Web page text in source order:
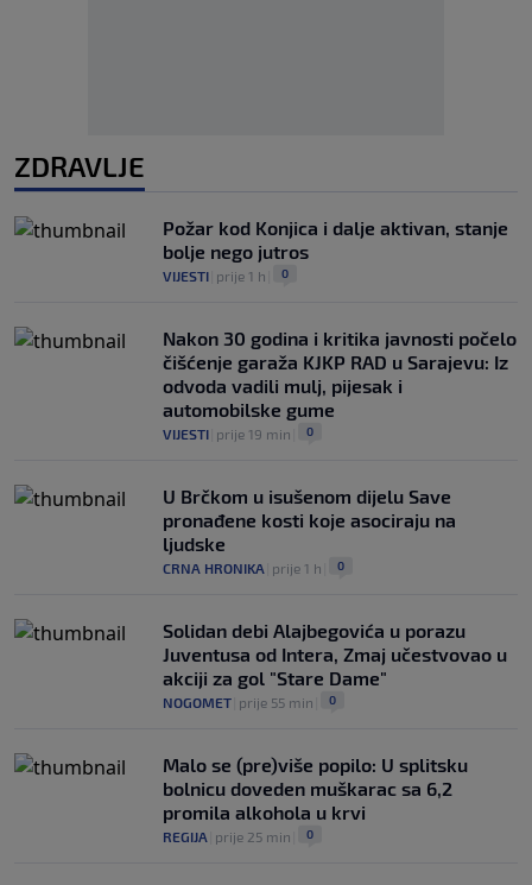
ZDRAVLJE
Požar kod Konjica i dalje aktivan, stanje
bolje nego jutros
VIJESTI prije 1 h 0
Nakon 30 godina i kritika javnosti počelo
čišćenje garaža KJKP RAD u Sarajevu: Iz
odvoda vadili mulj, pijesak i
automobilske gume
VIJESTI prije 19 min 0
U Brčkom u isušenom dijelu Save
pronađene kosti koje asociraju na
ljudske
CRNA HRONIKA prije 1 h 0
Solidan debi Alajbegovića u porazu
Juventusa od Intera, Zmaj učestvovao u
akciji za gol "Stare Dame"
NOGOMET prije 55 min 0
Malo se (pre)više popilo: U splitsku
bolnicu doveden muškarac sa 6,2
promila alkohola u krvi
REGIJA prije 25 min 0